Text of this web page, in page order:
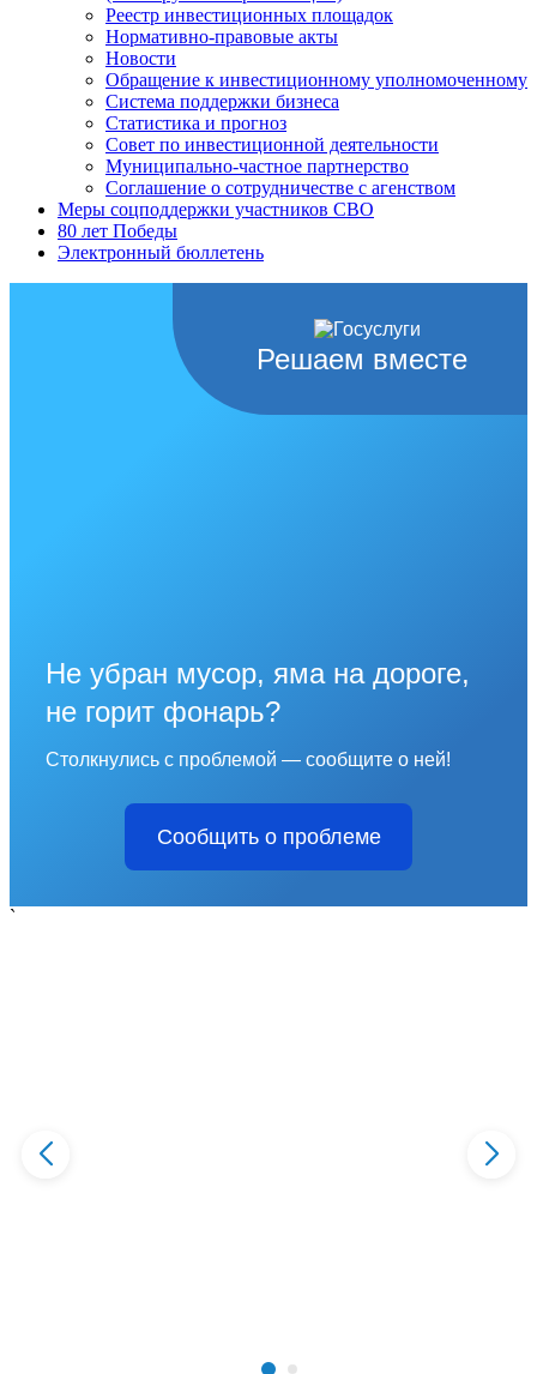
Реестр инвестиционных площадок
Нормативно-правовые акты
Новости
Обращение к инвестиционному уполномоченному
Система поддержки бизнеса
Статистика и прогноз
Совет по инвестиционной деятельности
Муниципально-частное партнерство
Соглашение о сотрудничестве с агенством
Меры соцподдержки участников СВО
80 лет Победы
Электронный бюллетень
Решаем вместе
Не убран мусор, яма на дороге,
не горит фонарь?
Столкнулись с проблемой — сообщите о ней!
Сообщить о проблеме
`